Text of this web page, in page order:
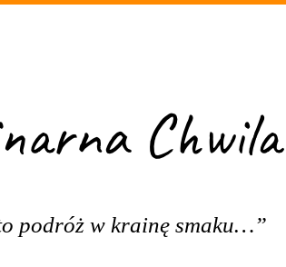
podróż w krainę smaku…”